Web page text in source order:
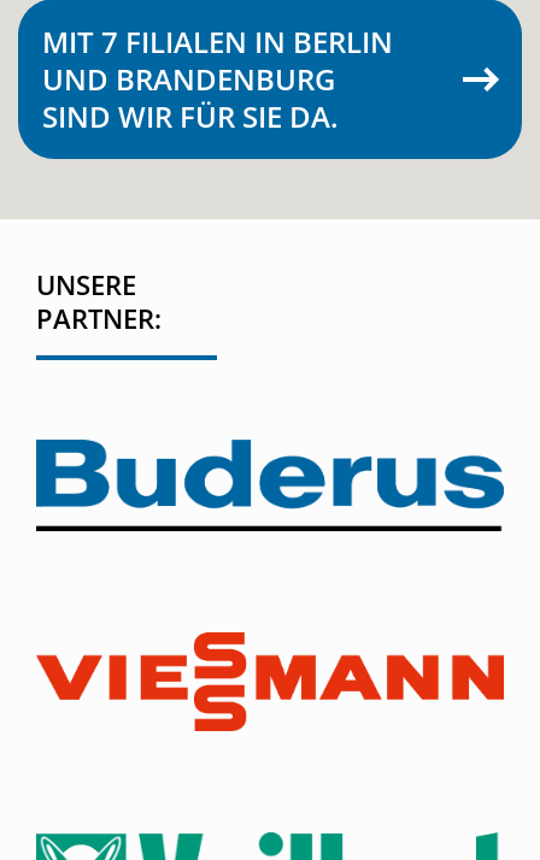
MIT 7 FILIALEN IN BERLIN
UND BRANDENBURG
SIND WIR FÜR SIE DA.
UNSERE
PARTNER: